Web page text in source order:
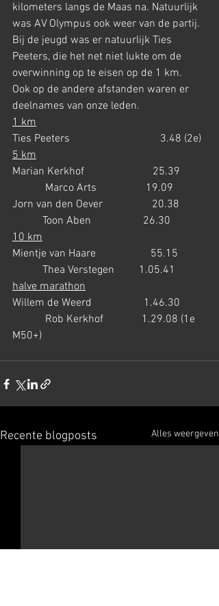
kilometers langs de Maas na. Natuurlijk
was AV Olympus ook weer van de partij.
Bij de jeugd was er natuurlijk Ties
Peeters, die het net niet lukte om de
overwinning op te eisen op de 1 km.
Ook op de andere afstanden waren er
deelnames van onze leden.
1 km
Ties Peeters                                 3.48 (2e)
5 km
Marian Kerkhof                         25.39
            Marco Arts                  19.09
Jorn van den Oever                  20.38
           Toon Aben                   26.30
10 km
Mientje van Haare                    55.15
           Thea Verstegen         1.05.41
halve marathon
Willem de Weerd                   1.46.30
            Rob Kerkhof              1.29.08 (1e
M50+)
Recente blogposts Alles weergeven